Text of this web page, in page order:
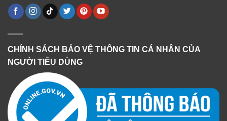
CHÍNH SÁCH BẢO VỆ THÔNG TIN CÁ NHÂN CỦA
NGƯỜI TIÊU DÙNG